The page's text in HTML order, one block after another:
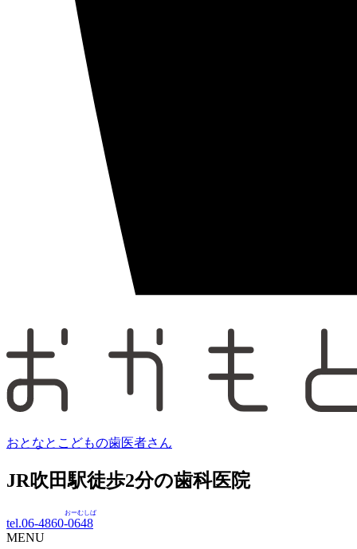
おとなとこどもの歯医者さん
JR吹田駅徒歩2分の歯科医院
tel.06-4860-0648
おーむしば
MENU